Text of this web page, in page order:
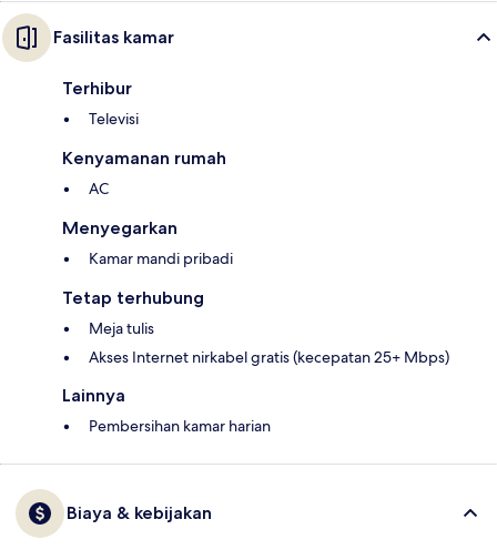
Fasilitas kamar
Terhibur
Televisi
Kenyamanan rumah
AC
Menyegarkan
Kamar mandi pribadi
Tetap terhubung
Meja tulis
Akses Internet nirkabel gratis (kecepatan 25+ Mbps)
Lainnya
Pembersihan kamar harian
Biaya & kebijakan